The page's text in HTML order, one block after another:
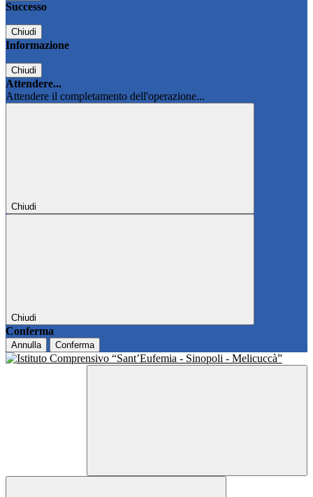
Successo
Chiudi
Informazione
Chiudi
Attendere...
Attendere il completamento dell'operazione...
Chiudi
Chiudi
Conferma
Annulla Conferma